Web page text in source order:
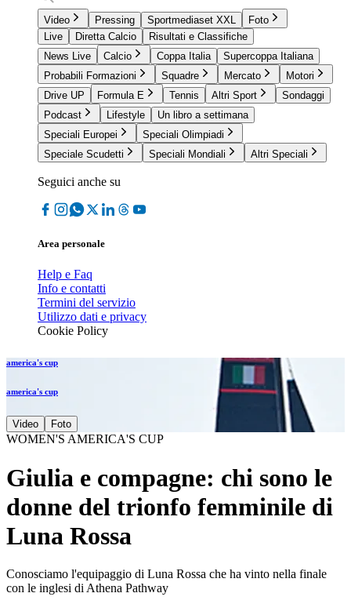
Video Pressing Sportmediaset XXL
Foto
Live
Diretta Calcio
Risultati e Classifiche
News Live
Calcio Coppa Italia
Supercoppa Italiana
Probabili Formazioni
Squadre Mercato
Motori
Drive UP
Formula E Tennis Altri Sport
Sondaggi
Podcast
Lifestyle
Un libro a settimana
Speciali Europei
Speciali Olimpiadi
Speciale Scudetti
Speciali Mondiali Altri Speciali
Seguici anche su
Area personale
Help e Faq
Info e contatti
Termini del servizio
Utilizzo dati e privacy
Cookie Policy
america's cup
america's cup
Video Foto
WOMEN'S AMERICA'S CUP
Giulia e compagne: chi sono le
donne del trionfo femminile di
Luna Rossa
Conosciamo l'equipaggio di Luna Rossa che ha vinto nella finale
con le inglesi di Athena Pathway